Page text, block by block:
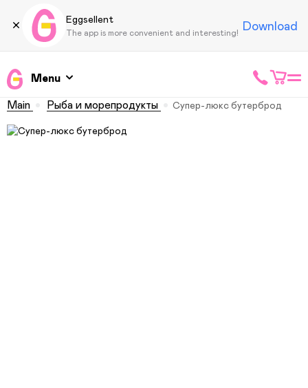
Eggsellent
The app is more convenient and interesting! Download
Menu
Main Рыба и морепродукты Супер-люкс бутерброд